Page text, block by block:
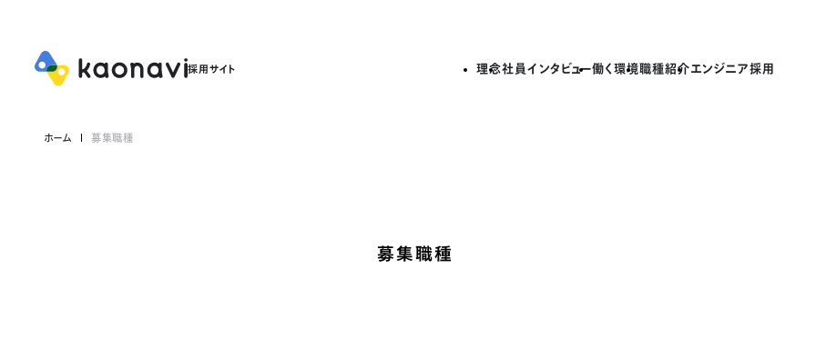
理念社員インタビュー働く環境職種紹介エンジニア採用
ホーム 募集職種
募集職種